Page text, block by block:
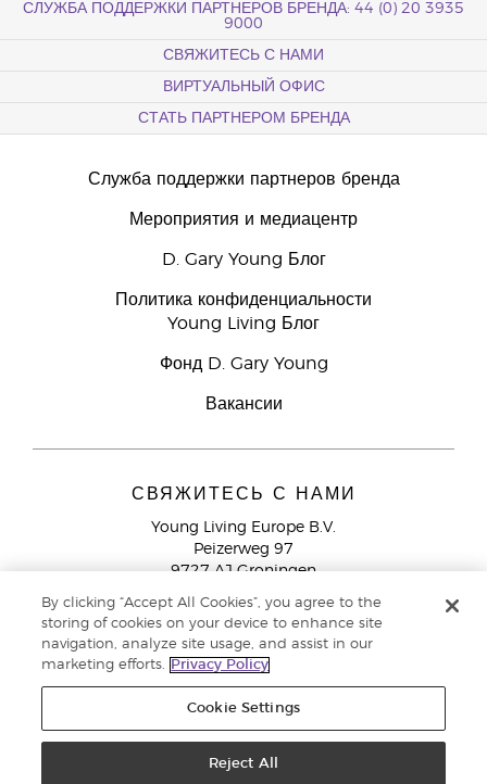
СЛУЖБА ПОДДЕРЖКИ ПАРТНЕРОВ БРЕНДА: 44 (0) 20 3935
9000
СВЯЖИТЕСЬ С НАМИ
ВИРТУАЛЬНЫЙ ОФИС
СТАТЬ ПАРТНЕРОМ БРЕНДА
Служба поддержки партнеров бренда
Мероприятия и медиацентр
D. Gary Young Блог
Политика конфиденциальности
Young Living Блог
Фонд D. Gary Young
Вакансии
СВЯЖИТЕСЬ С НАМИ
Young Living Europe B.V.
Peizerweg 97
9727 AJ Groningen
Netherlands
Служба поддержки партнеров бренда+44 (0) 20 3935
9000
© Young Living Essential Oils 2021 |Политика конфиденциальности
By clicking “Accept All Cookies”, you agree to the
storing of cookies on your device to enhance site
navigation, analyze site usage, and assist in our
marketing efforts.
Privacy Policy
Cookie Settings
Reject All